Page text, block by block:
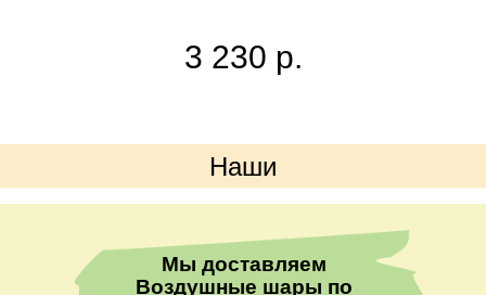
3 230 р.
Наши
преимущества
Мы доставляем
Воздушные шары по